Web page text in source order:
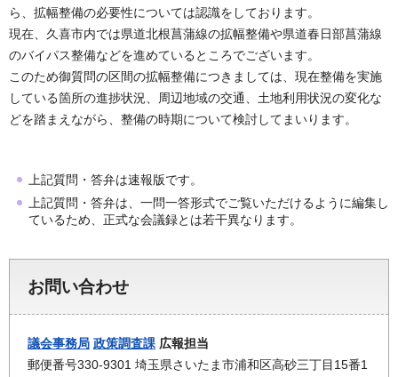
ら、拡幅整備の必要性については認識をしております。
現在、久喜市内では県道北根菖蒲線の拡幅整備や県道春日部菖蒲線
のバイパス整備などを進めているところでございます。
このため御質問の区間の拡幅整備につきましては、現在整備を実施
している箇所の進捗状況、周辺地域の交通、土地利用状況の変化な
どを踏まえながら、整備の時期について検討してまいります。
上記質問・答弁は速報版です。
上記質問・答弁は、一問一答形式でご覧いただけるように編集し
ているため、正式な会議録とは若干異なります。
お問い合わせ
議会事務局 政策調査課 広報担当
郵便番号330-9301 埼玉県さいたま市浦和区高砂三丁目15番1